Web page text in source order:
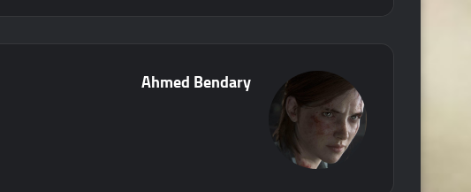
Ahmed Bendary